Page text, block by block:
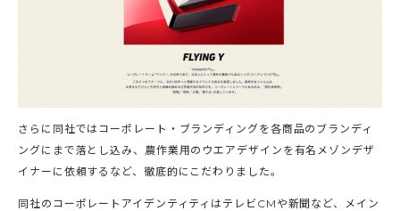
さらに同社ではコーポレート・ブランディングを各商品のブランディ
ングにまで落とし込み、農作業用のウエアデザインを有名メゾンデザ
イナーに依頼するなど、徹底的にこだわりました。
同社のコーポレートアイデンティティはテレビCMや新聞など、メイン